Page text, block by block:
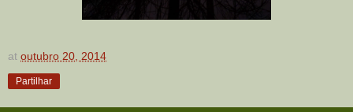
at outubro 20, 2014
Partilhar